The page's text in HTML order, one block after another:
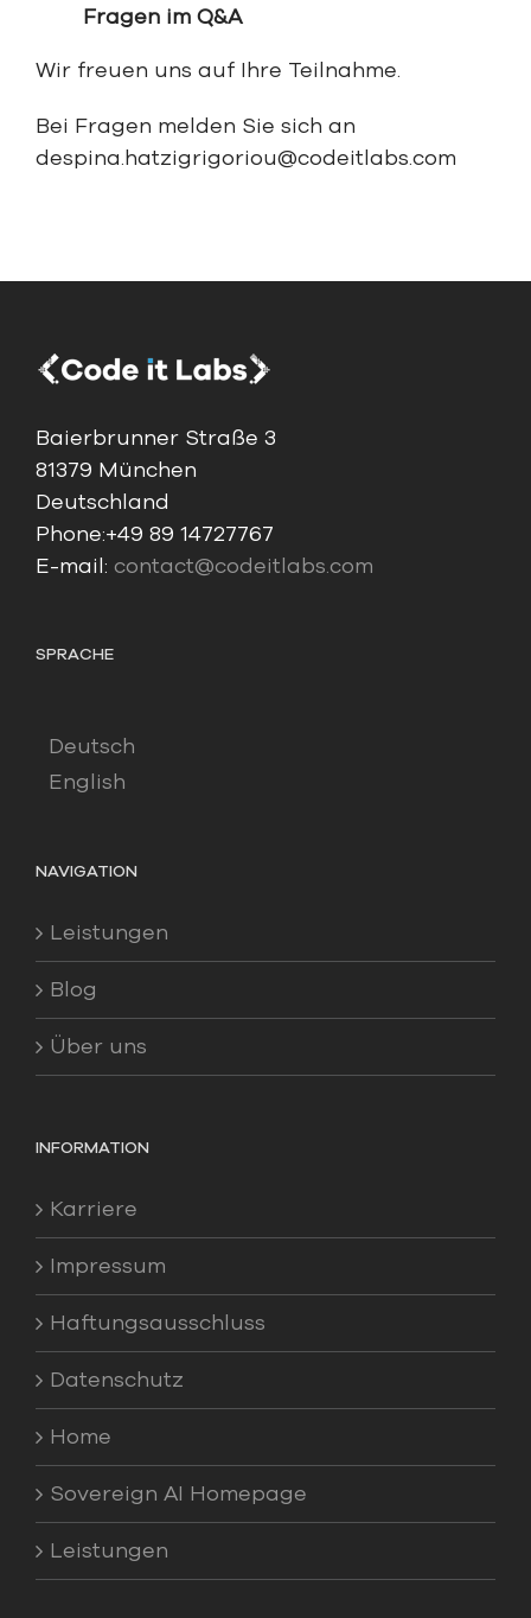
Fragen im Q&A
Wir freuen uns auf Ihre Teilnahme.
Bei Fragen melden Sie sich an
despina.hatzigrigoriou@codeitlabs.com
Baierbrunner Straße 3
81379 München
Deutschland
Phone:+49 89 14727767
E-mail: contact@codeitlabs.com
SPRACHE
Deutsch
English
NAVIGATION
Leistungen
Blog
Über uns
INFORMATION
Karriere
Impressum
Haftungsausschluss
Datenschutz
Home
Sovereign AI Homepage
Leistungen